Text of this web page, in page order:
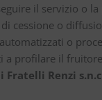
il servizio o
cessione o
o
a profilare il
Renzi